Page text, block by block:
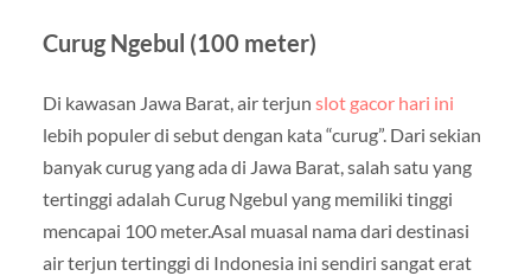
Curug Ngebul (100 meter)
Di kawasan Jawa Barat, air terjun slot gacor hari ini
lebih populer di sebut dengan kata “curug”. Dari sekian
banyak curug yang ada di Jawa Barat, salah satu yang
tertinggi adalah Curug Ngebul yang memiliki tinggi
mencapai 100 meter.Asal muasal nama dari destinasi
air terjun tertinggi di Indonesia ini sendiri sangat erat